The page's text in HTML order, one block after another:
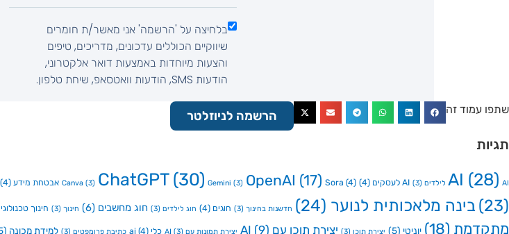
בלחיצה על 'הרשמה' אני מאשר/ת חומרים
שיווקיים הכוללים עדכונים, מדריכים, טיפים
והצעות מיוחדות באמצעות דואר אלקטרוני,
הודעות SMS, הודעות וואטסאפ, שיחת טלפון.
שתפו עמוד זה הרשמה לניוזלטר
תגיות
AI (28) AI לילדים (3) AI לעסקים (4)
Canva (3) ChatGPT(30) Gemini (3) OpenAI (17) Sora (4) אבטחת מידע (4)
(23)
בינה מלאכותית לנוער (24) חדשנות בחינוך (3) חוגים (4) חוג לילדים (3) חוג מחשבים (6) חינוך (3) חינוך טכנולוגי
מתקדמת (18) יוניטי (5) יצירת תוכן (3) יצירת תוכן עם AI (9) יצירת תמונות עם AI (3) כלי ai (4) כתיבת פרומפטים (3) למידת מכונה (5)